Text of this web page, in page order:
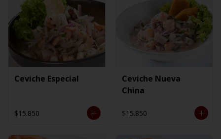
Ceviche Especial
$15.850
Ceviche Nueva
China
$15.850